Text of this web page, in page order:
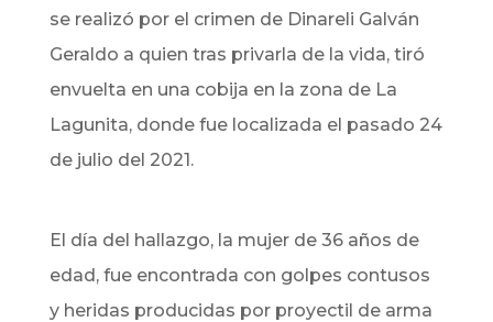
se realizó por el crimen de Dinareli Galván
Geraldo a quien tras privarla de la vida, tiró
envuelta en una cobija en la zona de La
Lagunita, donde fue localizada el pasado 24
de julio del 2021.
El día del hallazgo, la mujer de 36 años de
edad, fue encontrada con golpes contusos
y heridas producidas por proyectil de arma